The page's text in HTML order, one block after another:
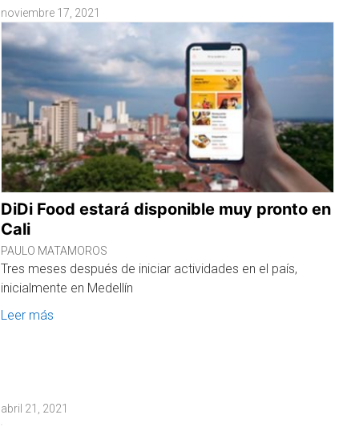
noviembre 17, 2021
DiDi Food estará disponible muy pronto en
Cali
PAULO MATAMOROS
Tres meses después de iniciar actividades en el país,
inicialmente en Medellín
Leer más
abril 21, 2021